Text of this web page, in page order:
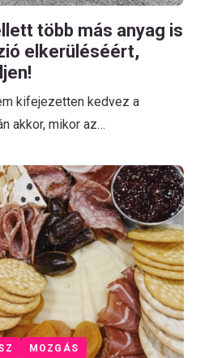
több más anyag is
elkerüléséért,
kifejezetten kedvez a
akkor, mikor az…
MOZGÁS